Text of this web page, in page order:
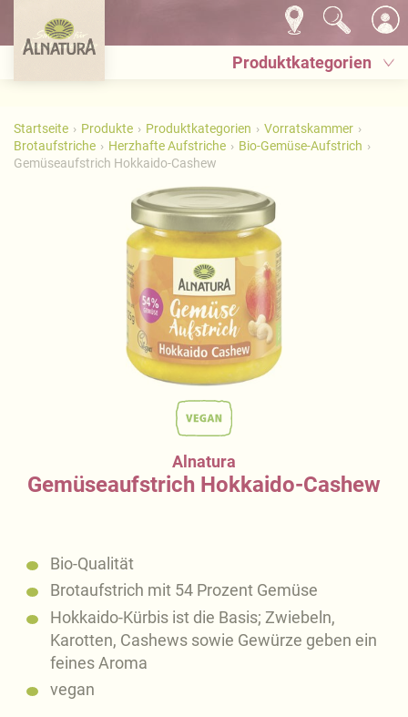
Produktkategorien
Startseite Produkte Produktkategorien
Vorratskammer
Brotaufstriche
Herzhafte Aufstriche
Bio-Gemüse-Aufstrich
Gemüseaufstrich Hokkaido-Cashew
Alnatura
Gemüseaufstrich Hokkaido-Cashew
Bio-Qualität
Brotaufstrich mit 54 Prozent Gemüse
Hokkaido-Kürbis ist die Basis; Zwiebeln,
Karotten, Cashews sowie Gewürze geben ein
feines Aroma
vegan